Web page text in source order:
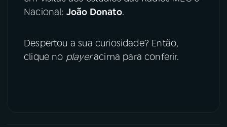
Nacional: João Donato.
Despertou a sua curiosidade? Então,
clique no playeracima para conferir.